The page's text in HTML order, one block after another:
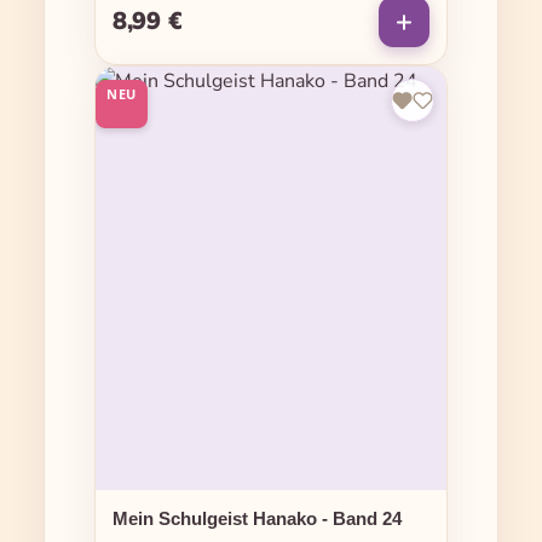
Regulärer Preis:
8,99 €
NEU
Mein Schulgeist Hanako - Band 24